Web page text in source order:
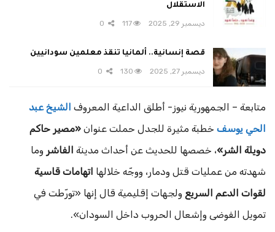
الاستقلال
ديسمبر 29, 2025 117
قصة إنسانية.. ألمانيا تنقذ معلمين سودانيين
ديسمبر 27, 2025 130
متابعة – الجمهورية نيوز- أطلق الداعية المعروف الشيخ عبد
الحي يوسف خطبة مثيرة للجدل حملت عنوان «مصير حاكم
دويلة الشر»، خصصها للحديث عن أحداث مدينة الفاشر وما
شهدته من عمليات قتل ودمار، ووجّه خلالها اتهامات قاسية
لقوات الدعم السريع ولجهات إقليمية قال إنها «تورّطت في
تمويل الفوضى وإشعال الحروب داخل السودان».